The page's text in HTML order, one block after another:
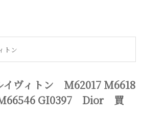
トン
ヴィトン M62017 M6618
GI0397 Dior 買